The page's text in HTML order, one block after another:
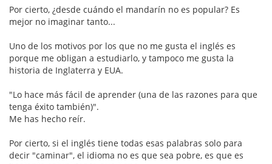
Por cierto, ¿desde cuándo el mandarín no es popular? Es
mejor no imaginar tanto...
Uno de los motivos por los que no me gusta el inglés es
porque me obligan a estudiarlo, y tampoco me gusta la
historia de Inglaterra y EUA.
"Lo hace más fácil de aprender (una de las razones para que
tenga éxito también)".
Me has hecho reír.
Por cierto, si el inglés tiene todas esas palabras solo para
decir "caminar", el idioma no es que sea pobre, es que es